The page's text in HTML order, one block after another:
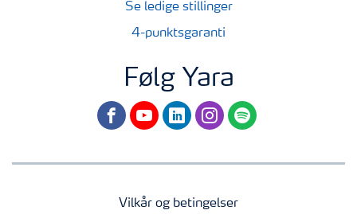
Se ledige stillinger
4-punktsgaranti
Følg Yara
facebookyoutubelinkedininstagram
spotify
Vilkår og betingelser